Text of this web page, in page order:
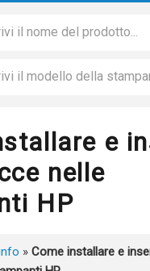
e
nelle
HP
» Come installare e